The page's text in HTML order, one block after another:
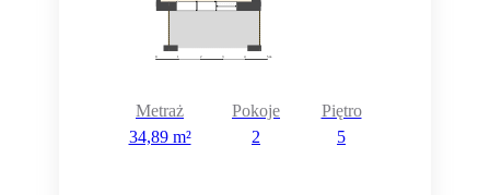
Metraż
34,89 m²
Pokoje
2
Piętro
5